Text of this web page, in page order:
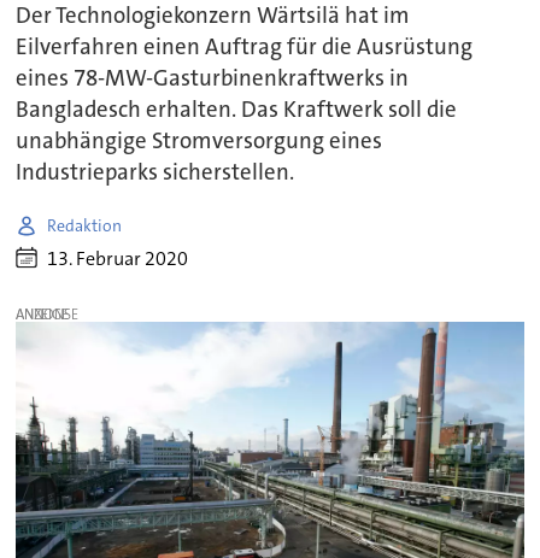
Der Technologiekonzern Wärtsilä hat im
Eilverfahren einen Auftrag für die Ausrüstung
eines 78-MW-Gasturbinenkraftwerks in
Bangladesch erhalten. Das Kraftwerk soll die
unabhängige Stromversorgung eines
Industrieparks sicherstellen.
Redaktion
13. Februar 2020
ANZEIGE